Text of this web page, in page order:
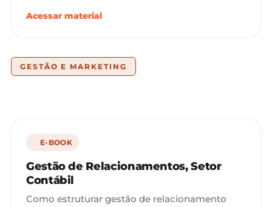
Acessar material
GESTÃO E MARKETING
E-BOOK
Gestão de Relacionamentos, Setor
Contábil
Como estruturar gestão de relacionamento